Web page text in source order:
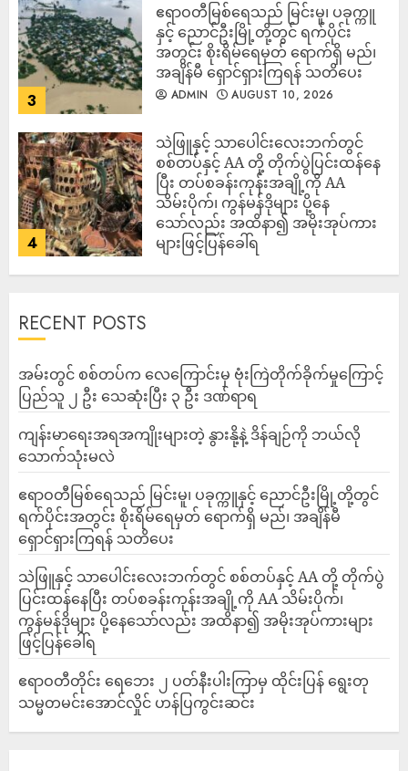
3
ဧရာဝတီမြစ်ရေသည် မြင်းမူ၊ ပခုက္ကူ
နှင့် ညောင်ဦးမြို့တို့တွင် ရက်ပိုင်း
အတွင်း စိုးရိမ်ရေမှတ် ရောက်ရှိ မည်၊
အချိန်မီ ရှောင်ရှားကြရန် သတိပေး
ADMIN AUGUST 10, 2026
4
သဲဖြူနှင့် သာပေါင်းလေးဘက်တွင်
စစ်တပ်နှင့် AA တို့ တိုက်ပွဲပြင်းထန်‌နေ
ပြီး တပ်စခန်းကုန်းအချို့ကို AA
သိမ်းပိုက်၊ ကွန်မန်ဒိုများ ပို့နေ
သော်လည်း အထိနာ၍ အမိုးအုပ်ကား
များဖြင့်ပြန်ခေါ်ရ
RECENT POSTS
‎အမ်းတွင် စစ်တပ်က လေကြောင်းမှ ဗုံးကြဲတိုက်ခိုက်မှုကြောင့်
ပြည်သူ ၂ ဦး သေဆုံးပြီး ၃ ဦး ဒဏ်ရာရ
ကျန်းမာရေးအရအကျိုးများတဲ့ နွားနို့နဲ့ ဒိန်ချဉ်ကို ဘယ်လို
သောက်သုံးမလဲ
ဧရာဝတီမြစ်ရေသည် မြင်းမူ၊ ပခုက္ကူနှင့် ညောင်ဦးမြို့တို့တွင်
ရက်ပိုင်းအတွင်း စိုးရိမ်ရေမှတ် ရောက်ရှိ မည်၊ အချိန်မီ
ရှောင်ရှားကြရန် သတိပေး
သဲဖြူနှင့် သာပေါင်းလေးဘက်တွင် စစ်တပ်နှင့် AA တို့ တိုက်ပွဲ
ပြင်းထန်‌နေပြီး တပ်စခန်းကုန်းအချို့ကို AA သိမ်းပိုက်၊
ကွန်မန်ဒိုများ ပို့နေသော်လည်း အထိနာ၍ အမိုးအုပ်ကားများ
ဖြင့်ပြန်ခေါ်ရ
ဧရာဝတီတိုင်း ရေဘေး ၂ ပတ်နီးပါးကြာမှ ထိုင်းပြန် ရွေးတု
သမ္မတမင်းအောင်လှိုင် ဟန်ပြကွင်းဆင်း